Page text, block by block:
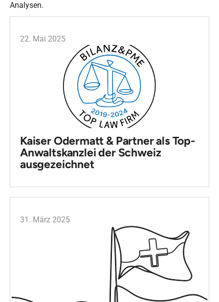
Analysen.
22. Mai 2025
Kaiser Odermatt & Partner als Top-
Anwaltskanzlei der Schweiz
ausgezeichnet
31. März 2025